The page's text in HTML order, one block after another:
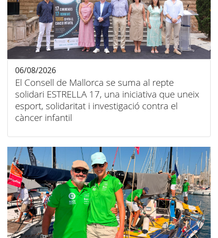
El Consell de Mallorca se suma al repte
solidari ESTRELLA 17, una iniciativa que uneix
esport, solidaritat i investigació contra el
càncer infantil
06/08/2026